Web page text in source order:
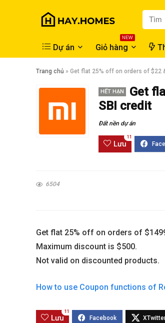
Dự án
NEW
Giỏ hàng
Trang chủ » Get flat 25% off on orders of $22
HẾT HẠN
Get
SBI credit
Đất nền dự án
Lưu
11
6504
Get flat 25% off on orders of
Maximum discount is $500.
Not valid on discounted products.
How to use Coupon functions of
Lưu
11